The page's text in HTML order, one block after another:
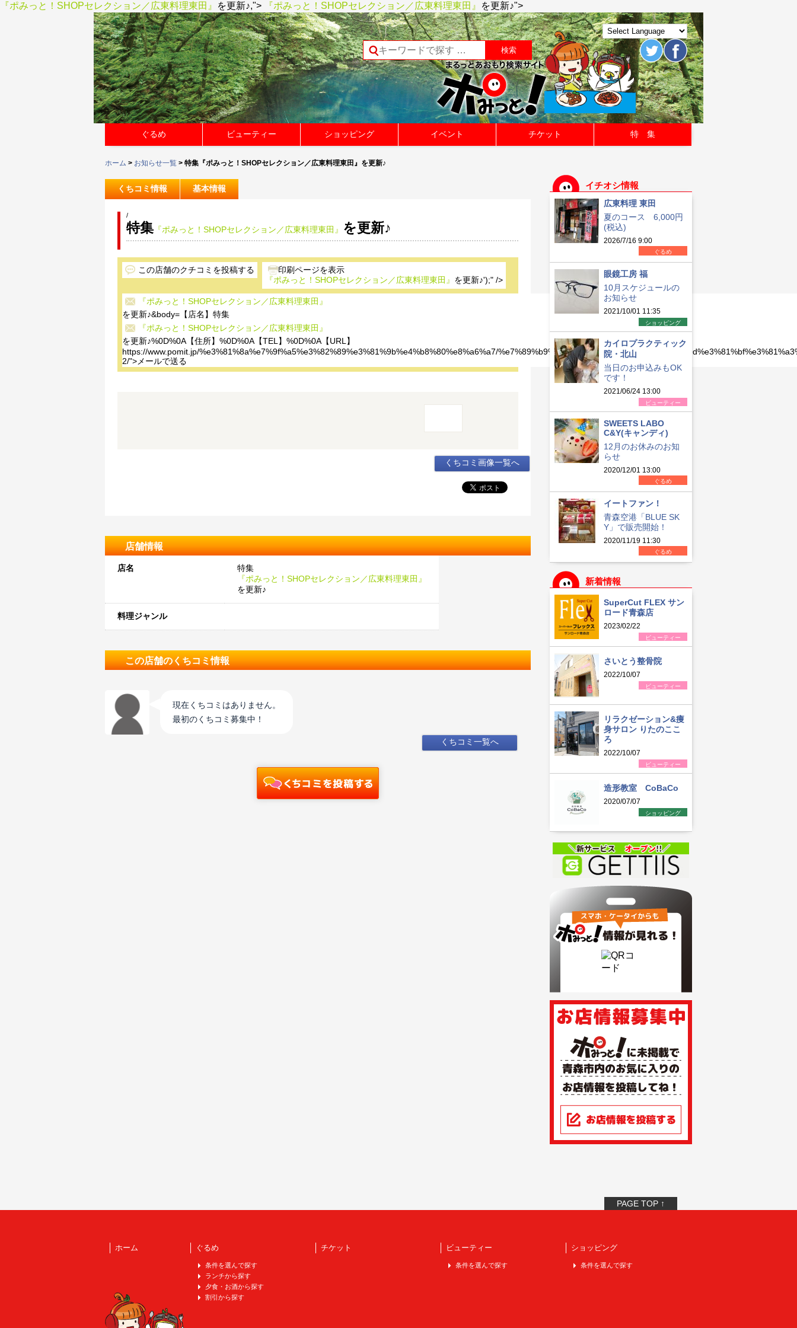
『ポみっと！SHOPセレクション／広東料理東田』 を更新♪,"> 『ポみっと！SHOPセレクション／広東料理東田』 を更新♪">
ぐるめ ビューティー ショッピング イベント チケット 特 集
ホーム > お知らせ一覧 > 特集『ポみっと！SHOPセレクション／広東料理東田』を更新♪
くちコミ情報 基本情報
/
特集 『ポみっと！SHOPセレクション／広東料理東田』 を更新♪
この店舗のクチコミを投稿する
『ポみっと！SHOPセレクション／広東料理東田』 を更新♪');" />
『ポみっと！SHOPセレクション／広東料理東田』
を更新♪&body=【店名】特集
『ポみっと！SHOPセレクション／広東料理東田』
を更新♪%0D%0A【住所】%0D%0A【TEL】%0D%0A【URL】
https://www.pomit.jp/%e3%81%8a%e7%9f%a5%e3%82%89%e3%81%9b%e4%b8%80%e8%a6%a7/
2/">メールで送る
くちコミ画像一覧へ
店舗情報
店名
特集
『ポみっと！SHOPセレクション／広東料理東田』
を更新♪
料理ジャンル
この店舗のくちコミ情報
現在くちコミはありません。
最初のくちコミ募集中！
くちコミ一覧へ
イチオシ情報
広東料理 東田
夏のコース 6,000円
(税込)
2026/7/16 9:00
ぐるめ
眼鏡工房 福
10月スケジュールの
お知らせ
2021/10/01 11:35
ショッピング
カイロプラクティック
院・北山
当日のお申込みもOK
です！
2021/06/24 13:00
ビューティー
SWEETS LABO
C&Y(キャンディ)
12月のお休みのお知
らせ
2020/12/01 13:00
ぐるめ
イートファン！
青森空港「BLUE SK
Y」で販売開始！
2020/11/19 11:30
ぐるめ
新着情報
SuperCut FLEX サン
ロード青森店
2023/02/22
ビューティー
さいとう整骨院
2022/10/07
ビューティー
リラクゼーション&痩
身サロン りたのここ
ろ
2022/10/07
ビューティー
造形教室 CoBaCo
2020/07/07
ショッピング
PAGE TOP ↑
ホーム ぐるめ
条件を選んで探す
ランチから探す
夕食・お酒から探す
割引から探す
チケット ビューティー
条件を選んで探す
ショッピング
条件を選んで探す